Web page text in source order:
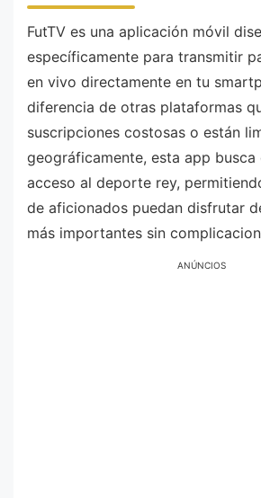
FutTV es una aplicación móvil
específicamente para transmitir
en vivo directamente en tu
diferencia de otras plataformas
suscripciones costosas o están
geográficamente, esta app
acceso al deporte rey,
de aficionados puedan disfrutar
más importantes sin
ANÚNCIOS